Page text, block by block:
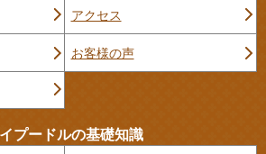
アクセス
お客様の声
プードルの基礎知識